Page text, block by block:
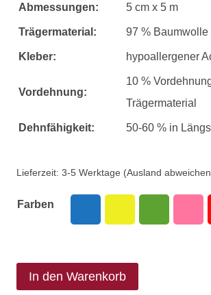
Abmessungen: 5 cm x 5 m
Trägermaterial: 97 % Baumwolle
Kleber: hypoallergener
Vordehnung:
10 %
Trägermaterial
Dehnfähigkeit: 50-60 % in
Lieferzeit: 3-5 Werktage (Ausland
Farben
In den Warenkorb